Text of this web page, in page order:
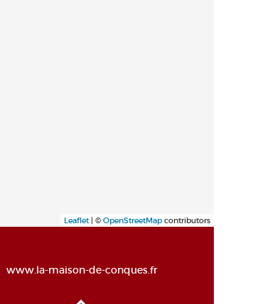
Leaflet| © OpenStreetMap contributors
www.la-maison-de-conques.fr